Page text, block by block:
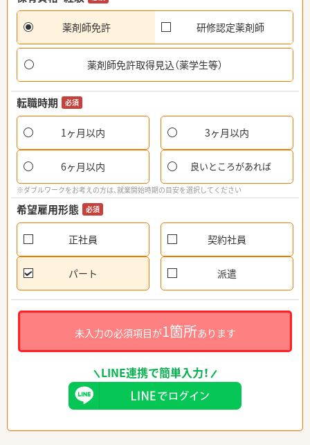
薬剤師免許 研修認定薬剤師
薬剤師免許取得見込（薬学生等）
転職時期 必須
1ヶ月以内 3ヶ月以内
6ヶ月以内 良いところがあれば
※ダブルワークをお考えの方は、就業開始時期の目安を選択してください
希望雇用形態 必須
正社員 契約社員
パート 派遣
未入力の必須項目が1箇所あります
LINE連携で簡単入力！